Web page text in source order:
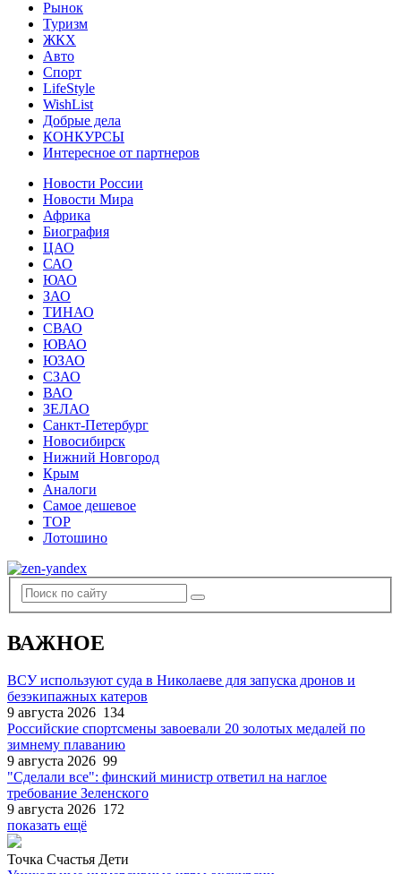
Рынок
Туризм
ЖКХ
Авто
Спорт
LifeStyle
WishList
Добрые дела
КОНКУРСЫ
Интересное от партнеров
Новости России
Новости Мира
Африка
Биография
ЦАО
САО
ЮАО
ЗАО
ТИНАО
СВАО
ЮВАО
ЮЗАО
СЗАО
ВАО
ЗЕЛАО
Санкт-Петербург
Новосибирск
Нижний Новгород
Крым
Аналоги
Самое дешевое
TOP
Лотошино
ВАЖНОЕ
ВСУ используют суда в Николаеве для запуска дронов и
безэкипажных катеров
9 августа 2026 134
Российские спортсмены завоевали 20 золотых медалей по
зимнему плаванию
9 августа 2026 99
"Сделали все": финский министр ответил на наглое
требование Зеленского
9 августа 2026 172
показать ещё
Точка Счастья Дети